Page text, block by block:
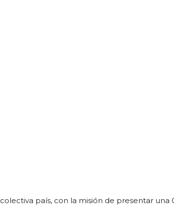
país, con la misión de presentar